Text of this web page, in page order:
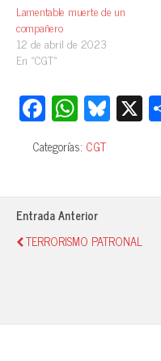
Lamentable muerte de un
compañero
12 de abril de 2023
En «CGT»
Fa
ce
bo
ok
W
ha
ts
A
pp
Bl
ue
y
X
Categorías: CGT
Entrada Anterior
TERRORISMO PATRONAL